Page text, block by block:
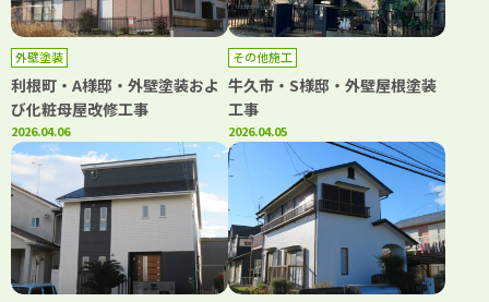
外壁塗装
利根町・A様邸・外壁塗装およ
び化粧母屋改修工事
2026.04.06
その他施工
牛久市・S様邸・外壁屋根塗装
工事
2026.04.05